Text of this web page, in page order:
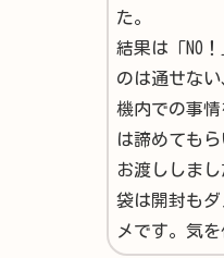
た。
結果は「NO
のは通せない
機内での事
は諦めても
お渡ししまし
袋は開封も
メです。気を